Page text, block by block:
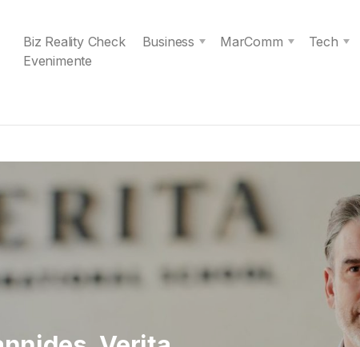
Biz Reality Check Business MarComm Tech
Evenimente